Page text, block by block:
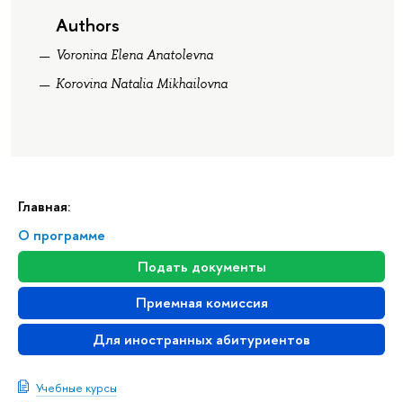
Главная:
О программе
Подать документы
Приемная комиссия
Для иностранных абитуриентов
Учебные курсы
Authors
Voronina Elena Anatolevna
Korovina Natalia Mikhailovna